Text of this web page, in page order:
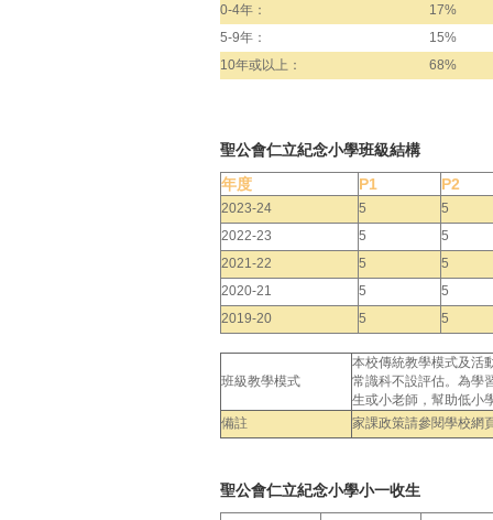
0-4年：
17%
5-9年：
15%
10年或以上：
68%
聖公會仁立紀念小學班級結構
年度
P1 P2
2023-24 5
5
2022-23
5
5
2021-22
5
5
2020-21
5
5
2019-20
5 5
班級教學模式
本校傳統教學模式及活
常識科不設評估。為學
生或小老師，幫助低小
備註
家課政策請參閱學校網
聖公會仁立紀念小學小一收生